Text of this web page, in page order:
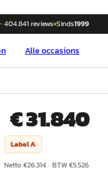
·404.841 reviews Sinds1999
Alle occasions
€ 31.840
LabelA
Netto €26.314 · BTW €5.526